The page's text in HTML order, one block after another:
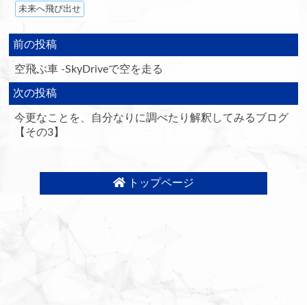
未来へ飛び出せ
前の投稿
空飛ぶ車 -SkyDriveで空を走る
次の投稿
今更なことを、自分なりに調べたり解釈してみるブログ
【その3】
トップページ